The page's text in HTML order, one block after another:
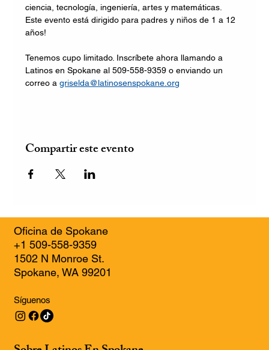
ciencia, tecnología, ingeniería, artes y matemáticas.
Este evento está dirigido para padres y niños de 1 a 12
años!
Tenemos cupo limitado. Inscríbete ahora llamando a
Latinos en Spokane al 509-558-9359 o enviando un
correo a griselda@latinosenspokane.org
Compartir este evento
Oficina de Spokane
+1 509-558-9359
1502 N Monroe St.
Spokane, WA 99201
Síguenos